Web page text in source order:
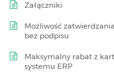
Załączniki
Możliwość
bez podpisu
Maksymalny rabat z
systemu ERP